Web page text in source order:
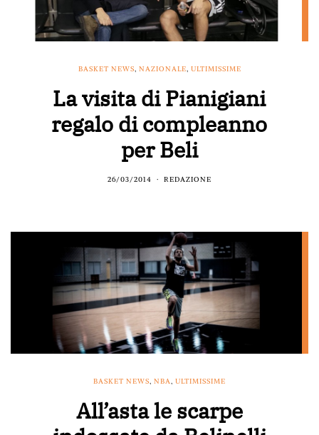
BASKET NEWS, NAZIONALE, ULTIMISSIME
La visita di Pianigiani
regalo di compleanno
per Beli
26/03/2014 REDAZIONE
BASKET NEWS, NBA, ULTIMISSIME
All’asta le scarpe